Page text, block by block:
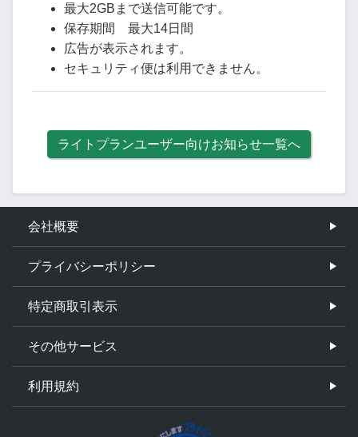
最大2GBまで送信可能です。
保存期間 最大14日間
広告が表示されます。
セキュリティ便は利用できません。
ライトプランユーザー向けお知らせ一覧へ
会社概要
プライバシーポリシー
特定商取引表示
その他サービス
利用規約